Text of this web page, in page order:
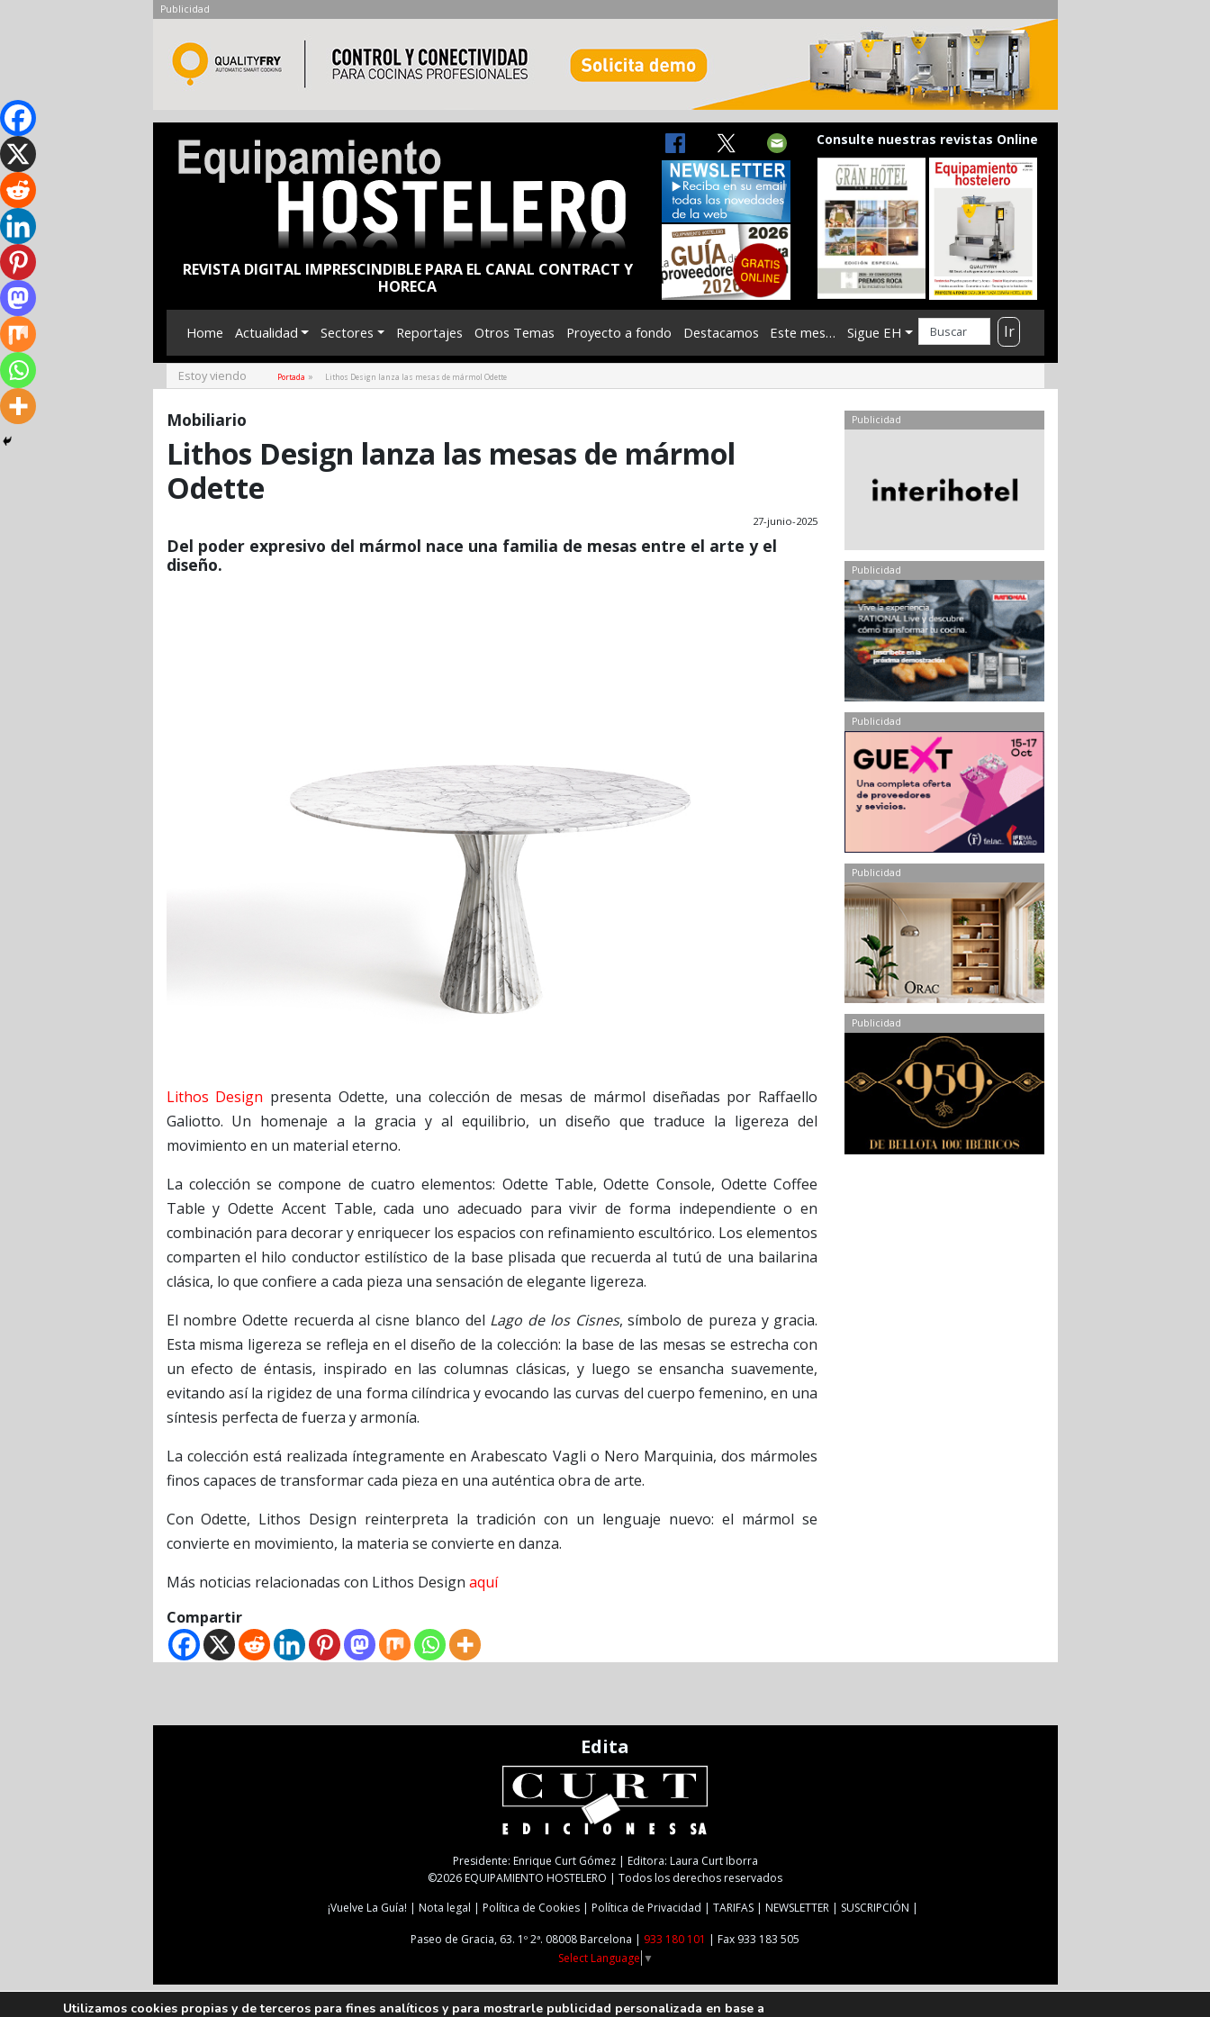
Publicidad
REVISTA DIGITAL IMPRESCINDIBLE PARA EL CANAL CONTRACT Y
HORECA
Consulte nuestras revistas Online
Home Actualidad Sectores Reportajes Otros Temas Proyecto a fondo Destacamos Este mes… Sigue EH Ir
Estoy viendo Portada » Lithos Design lanza las mesas de mármol Odette
Mobiliario
Lithos Design lanza las mesas de mármol
Odette
27-junio-2025
Del poder expresivo del mármol nace una familia de mesas entre el arte y el
diseño.
Lithos Design presenta Odette, una colección de mesas de mármol diseñadas por Raffaello
Galiotto. Un homenaje a la gracia y al equilibrio, un diseño que traduce la ligereza del
movimiento en un material eterno.
La colección se compone de cuatro elementos: Odette Table, Odette Console, Odette Coffee
Table y Odette Accent Table, cada uno adecuado para vivir de forma independiente o en
combinación para decorar y enriquecer los espacios con refinamiento escultórico. Los elementos
comparten el hilo conductor estilístico de la base plisada que recuerda al tutú de una bailarina
clásica, lo que confiere a cada pieza una sensación de elegante ligereza.
El nombre Odette recuerda al cisne blanco del Lago de los Cisnes, símbolo de pureza y gracia.
Esta misma ligereza se refleja en el diseño de la colección: la base de las mesas se estrecha con
un efecto de éntasis, inspirado en las columnas clásicas, y luego se ensancha suavemente,
evitando así la rigidez de una forma cilíndrica y evocando las curvas del cuerpo femenino, en una
síntesis perfecta de fuerza y armonía.
La colección está realizada íntegramente en Arabescato Vagli o Nero Marquinia, dos mármoles
finos capaces de transformar cada pieza en una auténtica obra de arte.
Con Odette, Lithos Design reinterpreta la tradición con un lenguaje nuevo: el mármol se
convierte en movimiento, la materia se convierte en danza.
Más noticias relacionadas con Lithos Design aquí
Compartir
Publicidad
Publicidad
Publicidad
Publicidad
Publicidad
Edita
Presidente: Enrique Curt Gómez | Editora: Laura Curt Iborra
©2026 EQUIPAMIENTO HOSTELERO | Todos los derechos reservados
¡Vuelve La Guía!
Nota legal Política de Cookies Política de Privacidad TARIFAS NEWSLETTER SUSCRIPCIÓN
Paseo de Gracia, 63. 1º 2ª. 08008 Barcelona | 933 180 101 | Fax 933 183 505
Select Language ▼
Utilizamos cookies propias y de terceros para fines analíticos y para mostrarle publicidad personalizada en base a